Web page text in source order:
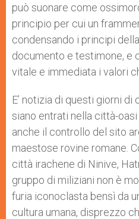
può suonare come
principio per cui un
condensando i principi
documento e testimone, e
vitale e immediata i valori
E’ notizia di questi giorni di
siano entrati nella città-
anche il controllo del sito
maestose rovine romane.
città irachene di Ninive,
gruppo di miliziani non è
furia iconoclasta bensì da
cultura umana, disprezzo